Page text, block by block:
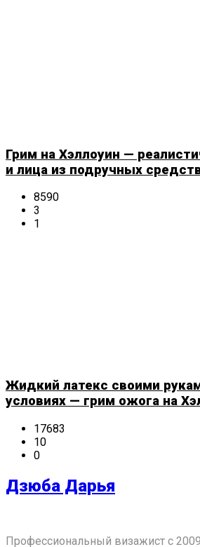
Грим на Хэллоуин —
и лица из подручных
8590
3
1
Жидкий латекс своими
условиях — грим ожога на
17683
10
0
Дзюба Дарья
Профессиональный визажист с 2009